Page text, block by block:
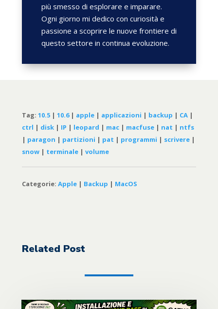
più smesso di esplorare e imparare.
Ogni giorno mi dedico con curiosità e
passione a scoprire le nuove frontiere di
questo settore in continua evoluzione.
Tag: 10.5| 10.6| apple| applicazioni | backup | CA|
ctrl | disk| IP | leopard | mac| macfuse| nat | ntfs
| paragon | partizioni | pat | programmi | scrivere|
snow| terminale| volume
Categorie: Apple| Backup | MacOS
Related Post